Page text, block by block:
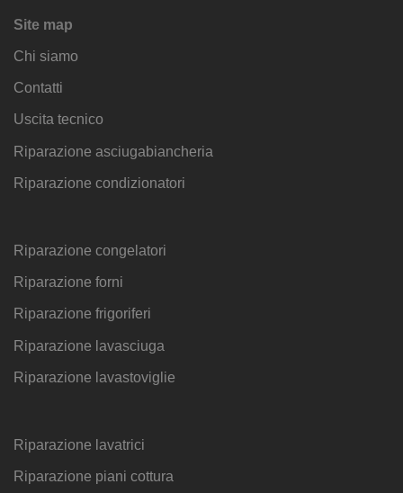
Site map
Chi siamo
Contatti
Uscita tecnico
Riparazione asciugabiancheria
Riparazione condizionatori
Riparazione congelatori
Riparazione forni
Riparazione frigoriferi
Riparazione lavasciuga
Riparazione lavastoviglie
Riparazione lavatrici
Riparazione piani cottura